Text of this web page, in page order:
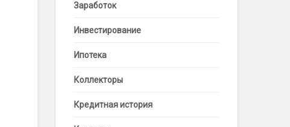
Заработок
Инвестирование
Ипотека
Коллекторы
Кредитная история